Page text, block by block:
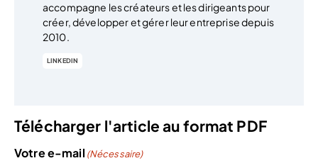
accompagne les créateurs et les dirigeants pour
créer, développer et gérer leur entreprise depuis
2010.
LINKEDIN
Télécharger l'article au format PDF
Votre e-mail (Nécessaire)